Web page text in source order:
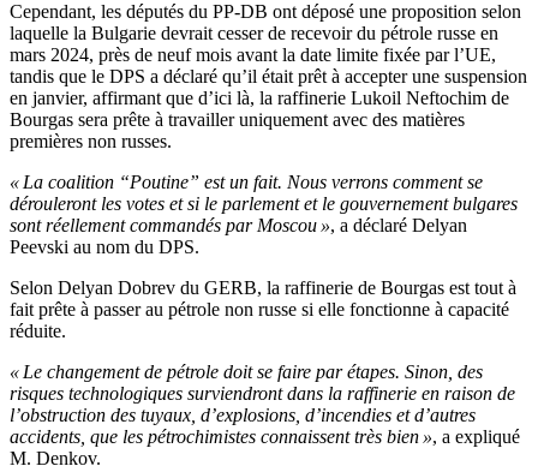
Cependant, les députés du PP-DB ont déposé une proposition selon
laquelle la Bulgarie devrait cesser de recevoir du pétrole russe en
mars 2024, près de neuf mois avant la date limite fixée par l’UE,
tandis que le DPS a déclaré qu’il était prêt à accepter une suspension
en janvier, affirmant que d’ici là, la raffinerie Lukoil Neftochim de
Bourgas sera prête à travailler uniquement avec des matières
premières non russes.
« La coalition “Poutine” est un fait. Nous verrons comment se
dérouleront les votes et si le parlement et le gouvernement bulgares
sont réellement commandés par Moscou », a déclaré Delyan
Peevski au nom du DPS.
Selon Delyan Dobrev du GERB, la raffinerie de Bourgas est tout à
fait prête à passer au pétrole non russe si elle fonctionne à capacité
réduite.
« Le changement de pétrole doit se faire par étapes. Sinon, des
risques technologiques surviendront dans la raffinerie en raison de
l’obstruction des tuyaux, d’explosions, d’incendies et d’autres
accidents, que les pétrochimistes connaissent très bien », a expliqué
M. Denkov.